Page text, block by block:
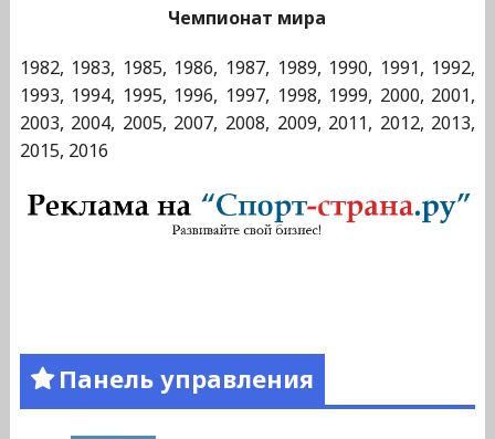
Чемпионат мира
1982, 1983, 1985, 1986, 1987, 1989, 1990, 1991, 1992,
1993, 1994, 1995, 1996, 1997, 1998, 1999, 2000, 2001,
2003, 2004, 2005, 2007, 2008, 2009, 2011, 2012, 2013,
2015, 2016
Панель управления